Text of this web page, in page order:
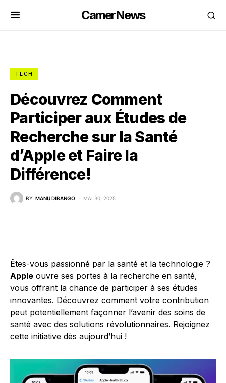
CamerNews
TECH
Découvrez Comment
Participer aux Études de
Recherche sur la Santé
d’Apple et Faire la
Différence!
BY MANU DIBANGO MAI 30, 2025
Êtes-vous passionné par la santé et la technologie ?
Apple ouvre ses portes à la recherche en santé,
vous offrant la chance de participer à ses études
innovantes. Découvrez comment votre contribution
peut potentiellement façonner l’avenir des soins de
santé avec des solutions révolutionnaires. Rejoignez
cette initiative dès aujourd’hui !